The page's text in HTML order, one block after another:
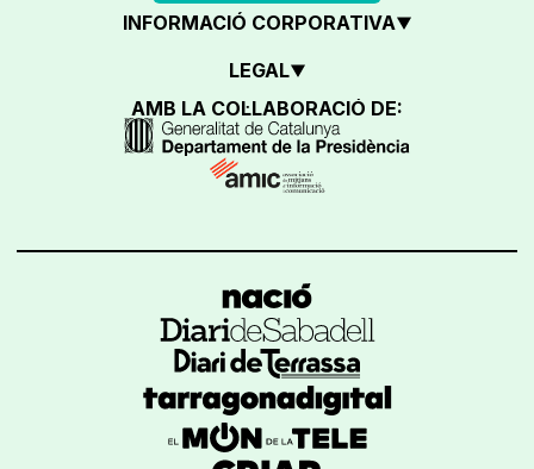
INFORMACIÓ CORPORATIVA
LEGAL
AMB LA COL·LABORACIÓ DE: